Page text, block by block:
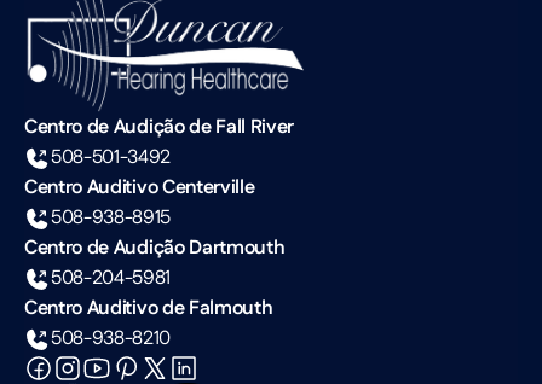
Centro de Audição de Fall River
508-501-3492
Centro Auditivo Centerville
508-938-8915
Centro de Audição Dartmouth
508-204-5981
Centro Auditivo de Falmouth
508-938-8210